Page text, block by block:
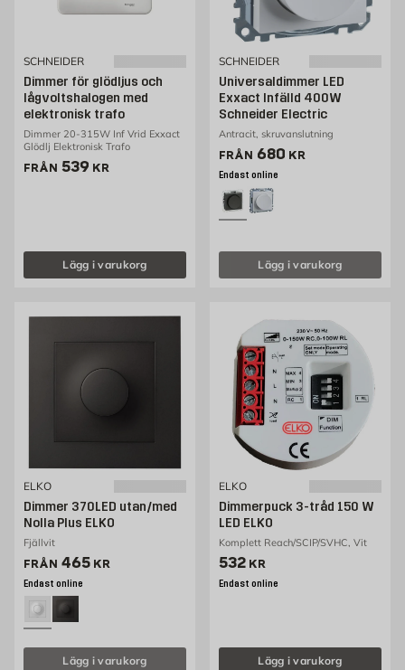
SCHNEIDER
Dimmer för glödljus och
lågvoltshalogen med
elektronisk trafo
Dimmer 20-315W Inf Vrid Exxact
Glödlj Elektronisk Trafo
FRÅN Pris 539 kr
539 KR
Lägg i varukorg
SCHNEIDER
Universaldimmer LED
Exxact Infälld 400W
Schneider Electric
Antracit, skruvanslutning
FRÅN Pris 623 kr
680 KR
Endast online
Lägg i varukorg
ELKO
Dimmer 370LED utan/med
Nolla Plus ELKO
Fjällvit
FRÅN Pris 465 kr
465 KR
Endast online
Lägg i varukorg
ELKO
Dimmerpuck 3-tråd 150 W
LED ELKO
Komplett Reach/SCIP/SVHC, Vit
Pris 532 kr
532 KR
Endast online
Lägg i varukorg